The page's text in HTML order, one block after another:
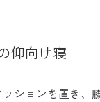
仰向け寝
ションを置き、